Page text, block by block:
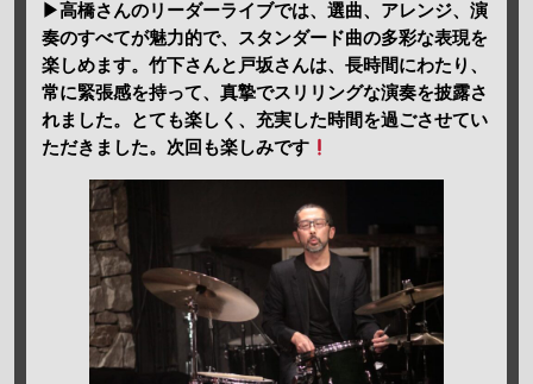
▶高橋さんのリーダーライブでは、選曲、アレンジ、演
奏のすべてが魅力的で、スタンダード曲の多彩な表現を
楽しめます。竹下さんと戸坂さんは、長時間にわたり、
常に緊張感を持って、真摯でスリリングな演奏を披露さ
れました。とても楽しく、充実した時間を過ごさせてい
ただきました。次回も楽しみです